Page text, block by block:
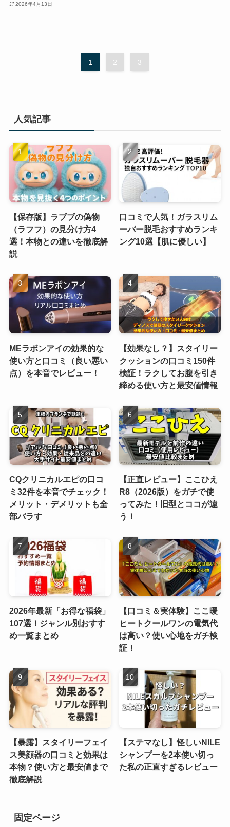
2026年4月13日
1 2 3
人気記事
【保存版】ラブブの偽物
（ラフフ）の見分け方4
選！本物との違いを徹底解
説
口コミで人気！ガラスリム
ーバー脱毛おすすめランキ
ング10選【肌に優しい】
MEラボンアイの効果的な
使い方と口コミ（良い悪い
点）を本音でレビュー！
【効果なし？】スタイリー
クッションの口コミ150件
検証！ラクしてお腹を引き
締める使い方と最安値情報
CQクリニカルエピの口コ
ミ32件を本音でチェック！
メリット・デメリットも全
部バラす
【正直レビュー】ここひえ
R8（2026版）をガチで使
ってみた！旧型とココが違
う！
2026年最新「お得な福袋」
107選！ジャンル別おすす
め一覧まとめ
【口コミ＆実体験】ここ暖
ヒートクールワンの電気代
は高い？使い心地をガチ検
証！
【暴露】スタイリーフェイ
ス美顔器の口コミと効果は
本物？使い方と最安値まで
徹底解説
【ステマなし】怪しいNILE
シャンプーを2本使い切っ
た私の正直すぎるレビュー
固定ページ